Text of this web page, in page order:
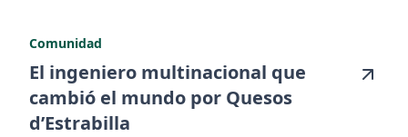
Comunidad
El ingeniero multinacional que
cambió el mundo por Quesos
d’Estrabilla